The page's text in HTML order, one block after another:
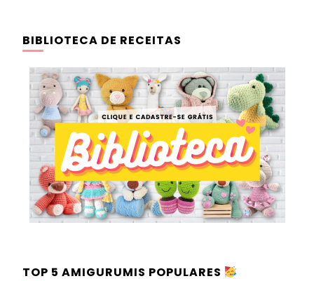
BIBLIOTECA DE RECEITAS
TOP 5 AMIGURUMIS POPULARES